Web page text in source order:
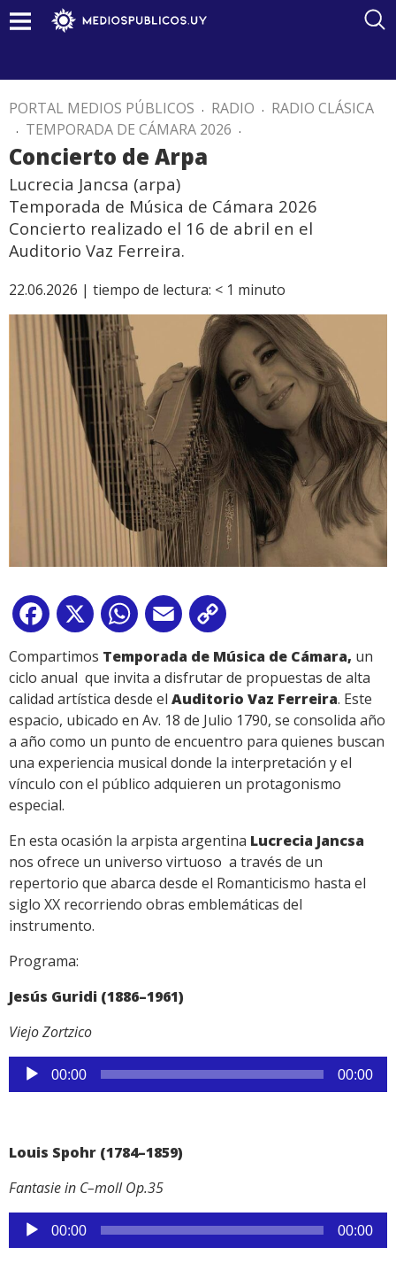
PORTAL MEDIOS PÚBLICOS . RADIO . RADIO CLÁSICA
. TEMPORADA DE CÁMARA 2026 .
Concierto de Arpa
Lucrecia Jancsa (arpa)
Temporada de Música de Cámara 2026
Concierto realizado el 16 de abril en el
Auditorio Vaz Ferreira.
22.06.2026 | tiempo de lectura: < 1 minuto
Facebook
X WhatsApp
Email
Link
Compartimos Temporada de Música de Cámara, un
ciclo anual que invita a disfrutar de propuestas de alta
calidad artística desde el Auditorio Vaz Ferreira. Este
espacio, ubicado en Av. 18 de Julio 1790, se consolida año
a año como un punto de encuentro para quienes buscan
una experiencia musical donde la interpretación y el
vínculo con el público adquieren un protagonismo
especial.
En esta ocasión la arpista argentina Lucrecia Jancsa
nos ofrece un universo virtuoso a través de un
repertorio que abarca desde el Romanticismo hasta el
siglo XX recorriendo obras emblemáticas del
instrumento.
Programa:
Jesús Guridi (1886–1961)
Viejo Zortzico
Reproductor
de
00:00 00:00
Louis Spohr (1784–1859)
Fantasie in C–moll Op.35
Reproductor
de
00:00 00:00